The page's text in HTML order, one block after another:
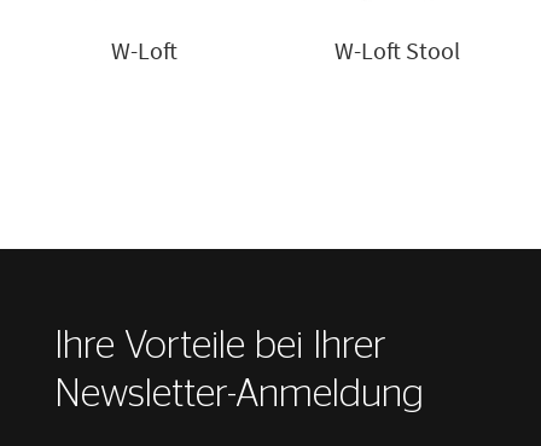
W-Loft W-Loft Stool
Ihre Vorteile bei Ihrer
Newsletter-Anmeldung